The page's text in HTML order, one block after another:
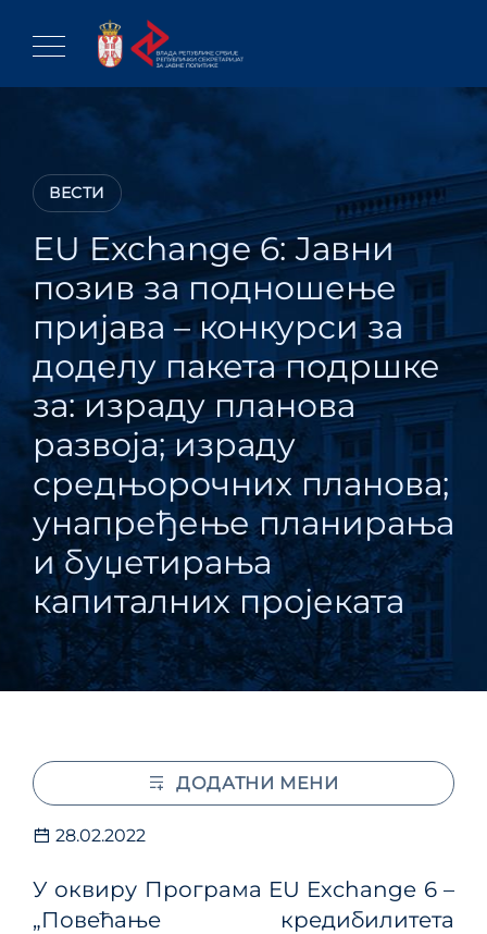
content
ВЕСТИ
EU Exchange 6: Јавни
позив за подношење
пријава – конкурси за
доделу пакета подршке
за: израду планова
развоја; израду
средњорочних планова;
унапређење планирања
и буџетирања
капиталних пројеката
28.02.2022
У оквиру Програма EU Exchange 6 –
„Повећање кредибилитета
ДОДАТНИ МЕНИ